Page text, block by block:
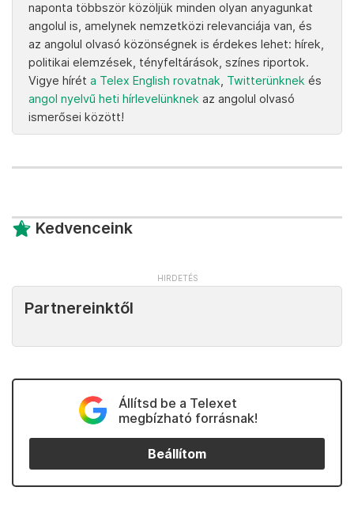
naponta többször közöljük minden olyan anyagunkat
angolul is, amelynek nemzetközi relevanciája van, és
az angolul olvasó közönségnek is érdekes lehet: hírek,
politikai elemzések, tényfeltárások, színes riportok.
Vigye hírét a Telex English rovatnak Twitterünknek és
angol nyelvű heti hírlevelünknek az angolul olvasó
ismerősei között!
Kedvenceink
Partnereinktől
Állítsd be a Telexet
megbízható forrásnak!
Beállítom